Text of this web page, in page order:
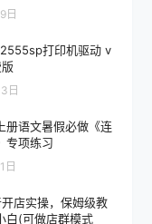
日
打印机驱动 v
日
册语文暑假必做《连
专项练习
日
店实操，保姆级教
白(可做店群模式